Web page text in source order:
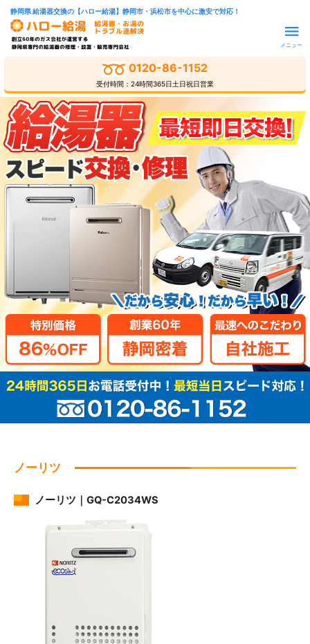
静岡県 給湯器交換の【ハロー給湯】静岡市・浜松市を中心に激安で対応！
メニュー
0120-86-1152
受付時間：24時間365日土日祝日営業
ノーリツ
ノーリツ｜GQ-C2034WS